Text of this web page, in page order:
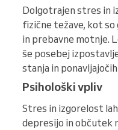
Dolgotrajen stres in
fizične težave, kot so
in prebavne motnje.
še posebej
stanja in
Psihološki vpliv
Stres in izgorelost
depresijo in občutek